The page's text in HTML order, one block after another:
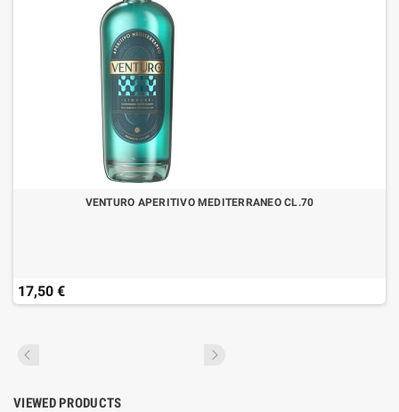
VENTURO APERITIVO MEDITERRANEO CL.70
17,50 €
VIEWED PRODUCTS